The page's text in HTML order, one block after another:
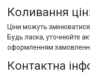
Коливання
Ціни можуть
Будь ласка, уточнюйте
оформленням
Контактна